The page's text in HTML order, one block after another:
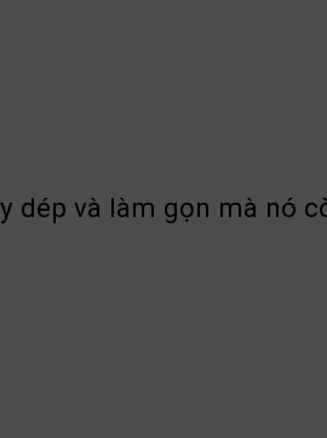
và làm gọn mà nó